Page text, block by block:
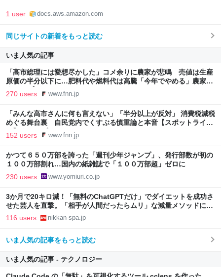
1 user docs.aws.amazon.com
同じサイトの新着をもっと読む
いま人気の記事
「高市総理には愛想尽かした」コメ余りに農家が悲鳴 売値は生産
原価の半分以下に…肥料代や燃料代は高騰「今年でやめる」農家も
｜FNNプライムオンライン
270 users www.fnn.jp
「みんな高市さんに何も言えない」「半分以上が反対」 消費税減税
めぐる舞台裏 自民党内でくすぶる慎重論と本音【スポットライ
ト】｜FNNプライムオンライン
152 users www.fnn.jp
かつて６５０万部を誇った「週刊少年ジャンプ」、発行部数が初の
１００万部割れ…国内の紙雑誌で「１００万部超」ゼロに
230 users www.yomiuri.co.jp
3か月で20キロ減！「無料のChatGPTだけ」でダイエットを成功さ
せた芸人を直撃。「相手が人間だったらムリ」な減量メソッドに驚
き | 日刊SPA!
116 users nikkan-spa.jp
いま人気の記事をもっと読む
いま人気の記事 - テクノロジー